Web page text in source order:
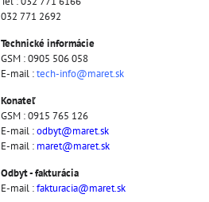
032 771 2692
Technické informácie
GSM : 0905 506 058
E-mail :tech-info@maret.sk
Konateľ
GSM : 0915 765 126
E-mail :odbyt@maret.sk
E-mail : maret@maret.sk
Odbyt - fakturácia
E-mail :fakturacia@maret.sk